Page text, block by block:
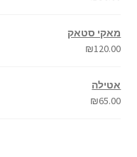
מאקי סטאק
₪120.00
אטילה
₪65.00